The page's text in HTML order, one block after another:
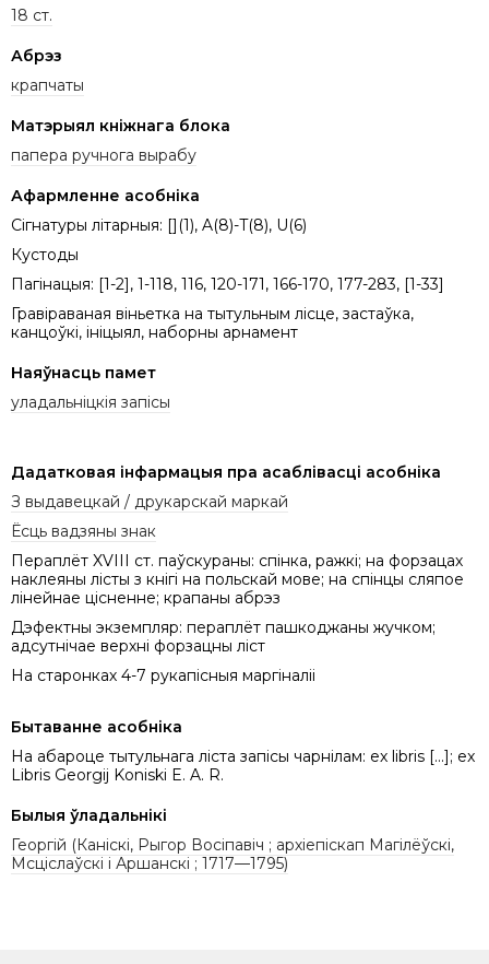
18 ст.
Абрэз
крапчаты
Матэрыял кніжнага блока
папера ручнога вырабу
Афармленне асобніка
Сігнатуры літарныя: [](1), A(8)-T(8), U(6)
Кустоды
Пагінацыя: [1-2], 1-118, 116, 120-171, 166-170, 177-283, [1-33]
Гравіраваная віньетка на тытульным лісце, застаўка,
канцоўкі, ініцыял, наборны арнамент
Наяўнасць памет
уладальніцкія запісы
Дадатковая інфармацыя пра асаблівасці асобніка
З выдавецкай / друкарскай маркай
Ёсць вадзяны знак
Пераплёт XVIII ст. паўскураны: спінка, ражкі; на форзацах
наклеяны лісты з кнігі на польскай мове; на спінцы сляпое
лінейнае цісненне; крапаны абрэз
Дэфектны экземпляр: пераплёт пашкоджаны жучком;
адсутнічае верхні форзацны ліст
На старонках 4-7 рукапісныя маргіналіі
Бытаванне асобніка
На абароце тытульнага ліста запісы чарнілам: ex libris [...]; ex
Libris Georgij Koniski E. A. R.
Былыя ўладальнікі
Георгій (Каніскі, Рыгор Восіпавіч ; архіепіскап Магілёўскі,
Мсціслаўскі і Аршанскі ; 1717—1795)